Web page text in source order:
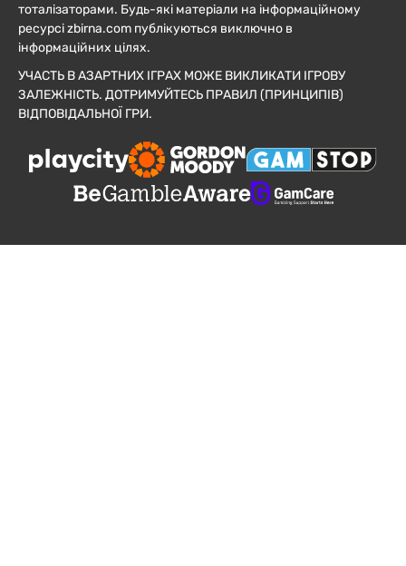
тоталізаторами. Будь-які матеріали на інформаційному
ресурсі zbirna.com публікуються виключно в
інформаційних цілях.
УЧАСТЬ В АЗАРТНИХ ІГРАХ МОЖЕ ВИКЛИКАТИ ІГРОВУ
ЗАЛЕЖНІСТЬ. ДОТРИМУЙТЕСЬ ПРАВИЛ (ПРИНЦИПІВ)
ВІДПОВІДАЛЬНОЇ ГРИ.